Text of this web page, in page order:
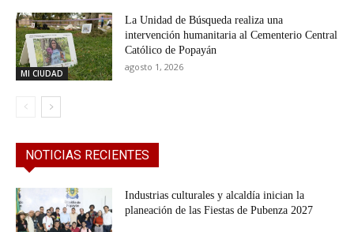
MI CIUDAD
La Unidad de Búsqueda realiza una
intervención humanitaria al Cementerio Central
Católico de Popayán
agosto 1, 2026
NOTICIAS RECIENTES
Industrias culturales y alcaldía inician la
planeación de las Fiestas de Pubenza 2027